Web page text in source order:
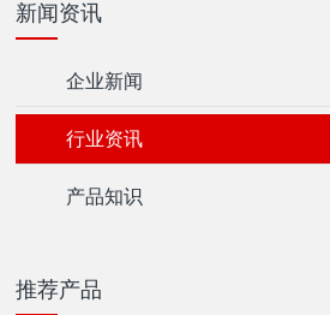
新闻资讯
企业新闻
行业资讯
产品知识
推荐产品